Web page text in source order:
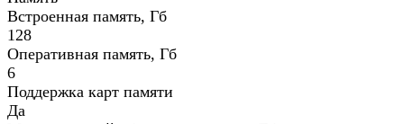
Встроенная память, Гб
128
Оперативная память, Гб
6
Поддержка карт памяти
Да